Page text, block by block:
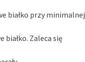
białko przy minimalnej
białko. Zaleca się